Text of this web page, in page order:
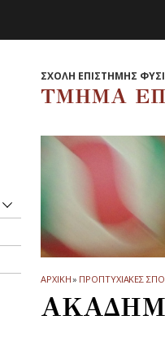
ΣΧΟΛΗ ΕΠΙΣΤΗΜΗΣ
ΤΜΗΜΑ
ΑΡΧΙΚΗ» ΠΡΟΠΤΥΧΙΑΚΕΣ